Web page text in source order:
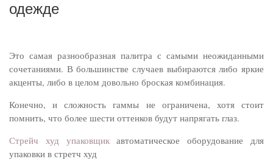
одежде
Это самая разнообразная палитра с самыми неожиданными
сочетаниями. В большинстве случаев выбираются либо яркие
акценты, либо в целом довольно броская комбинация.
Конечно, и сложность гаммы не ограничена, хотя стоит
помнить, что более шести оттенков будут напрягать глаз.
Стрейч худ упаковщикавтоматическое оборудование для
упаковки в стретч худ